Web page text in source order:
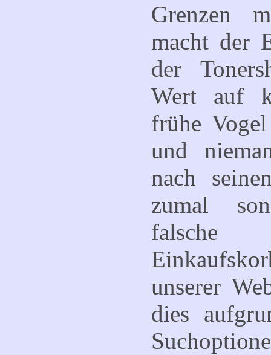
Grenzen
macht der
der
Wert auf
frühe
und
nach
zumal
falsche
unserer
dies